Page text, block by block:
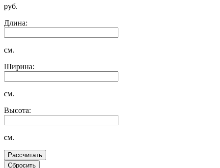
руб.
Длина:
см.
Ширина:
см.
Высота:
см.